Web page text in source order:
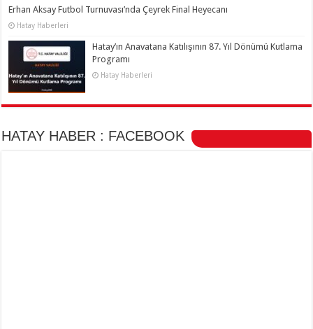
Erhan Aksay Futbol Turnuvası’nda Çeyrek Final Heyecanı
Hatay Haberleri
Hatay’ın Anavatana Katılışının 87. Yıl Dönümü Kutlama
Programı
Hatay Haberleri
HATAY HABER : FACEBOOK